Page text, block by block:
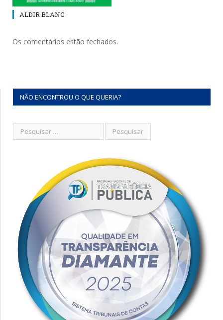
ALDIR BLANC
Os comentários estão fechados.
NÃO ENCONTROU O QUE QUERIA?